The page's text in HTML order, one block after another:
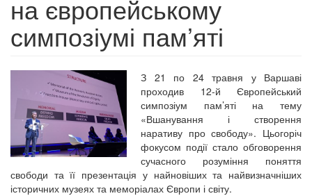
на європейському
симпозіумі пам’яті
З 21 по 24 травня у Варшаві
проходив 12-й Європейський
симпозіум пам’яті на тему
«Вшанування і створення
наративу про свободу». Цьогоріч
фокусом події стало обговорення
сучасного розуміння поняття
свободи та її презентація у найновіших та найвизначніших
історичних музеях та меморіалах Європи і світу.